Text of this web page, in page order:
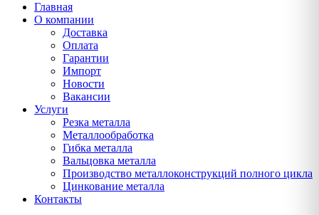
Главная
О компании
Доставка
Оплата
Гарантии
Импорт
Новости
Вакансии
Услуги
Резка металла
Металлообработка
Гибка металла
Вальцовка металла
Производство металлоконструкций полного цикла
Цинкование металла
Контакты